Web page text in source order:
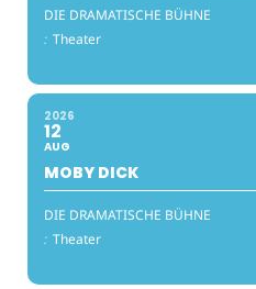
DIE DRAMATISCHE BÜHNE
: Theater
2026
12
AUG
MOBY DICK
DIE DRAMATISCHE BÜHNE
: Theater